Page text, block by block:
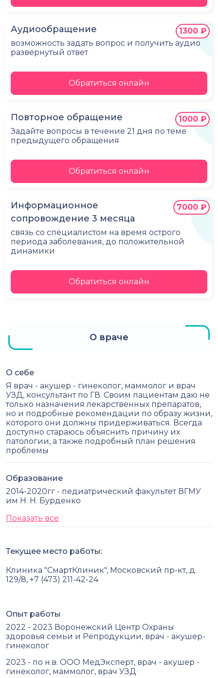
Аудиообращение
возможность задать вопрос и получить аудио
развёрнутый ответ
1300 ₽
Обратиться онлайн
Повторное обращение
Задайте вопросы в течение 21 дня по теме
предыдущего обращения
1000 ₽
Обратиться онлайн
Информационное
сопровождение 3 месяца
связь со специалистом на время острого
периода заболевания, до положительной
динамики
7000 ₽
Обратиться онлайн
О враче
О себе
Я врач - акушер - гинеколог, маммолог и врач
УЗД, консультант по ГВ. Своим пациентам даю не
только назначения лекарственных препаратов,
но и подробные рекомендации по образу жизни,
которого они должны придерживаться. Всегда
доступно стараюсь объяснить причину их
патологии, а также подробный план решения
проблемы
Образование
2014-2020гг - педиатрический факультет ВГМУ
им Н. Н. Бурденко
Показать все
Текущее место работы:
Клиника "СмартКлиник", Московский пр-кт, д.
129/8, +7 (473) 211-42-24
Опыт работы
2022 - 2023 Воронежский Центр Охраны
здоровья семьи и Репродукции, врач - акушер-
гинеколог
2023 - по н.в. ООО МедЭксперт, врач - акушер -
гинеколог, маммолог, врач УЗД